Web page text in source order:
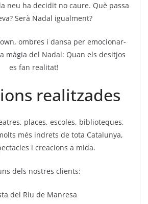
neu ha decidit no caure. Què passa
Serà Nadal igualment?
ombres i dansa per emocionar-
màgia del Nadal: Quan els desitjos
es fan realitat!
realitzades
places, escoles, biblioteques,
més indrets de tota Catalunya,
i creacions a mida.
dels nostres clients:
del Riu de Manresa